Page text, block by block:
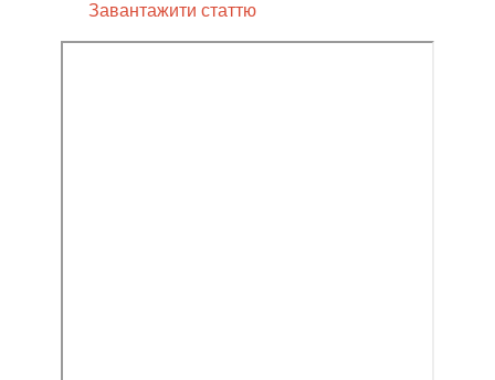
Завантажити статтю